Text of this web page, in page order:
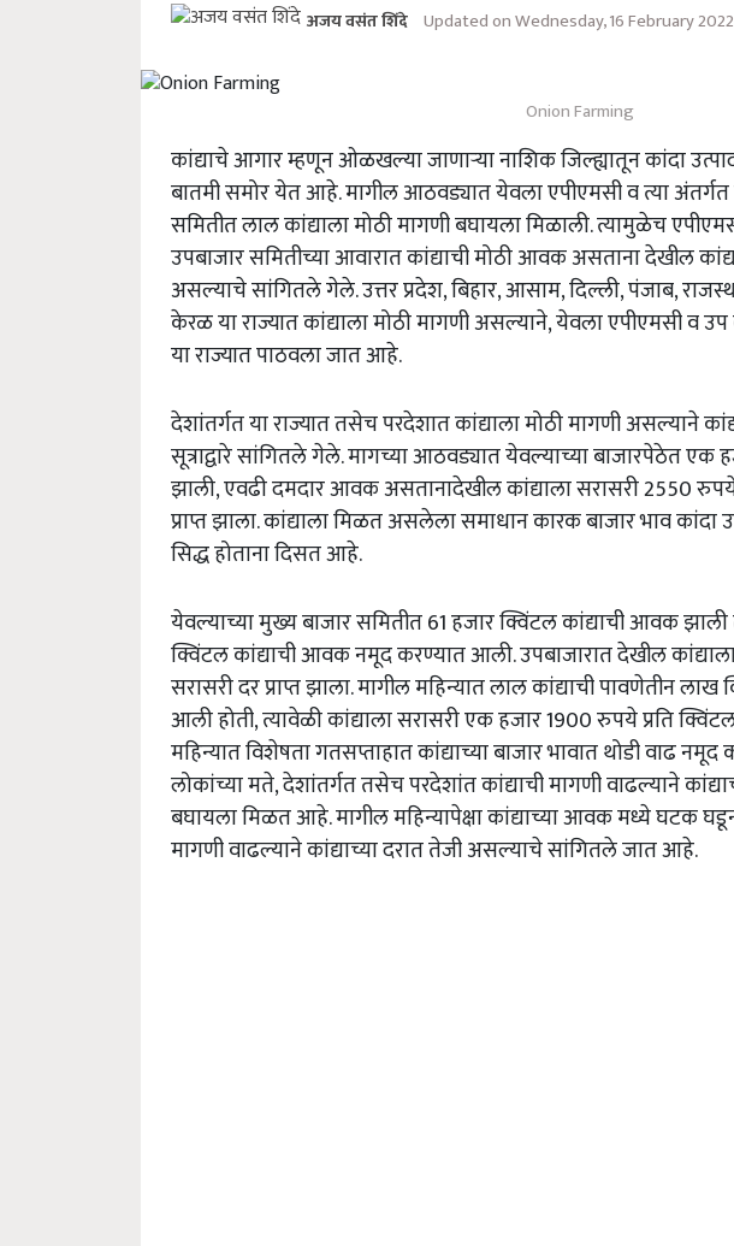
अजय वसंत शिंदे Updated on Wednesday, 16 February
Onion Farming
कांद्याचे आगार म्हणून ओळखल्या जाणाऱ्या नाशिक जिल्ह्यातून कांदा
बातमी समोर येत आहे. मागील आठवड्यात येवला एपीएमसी व त्या
समितीत लाल कांद्याला मोठी मागणी बघायला मिळाली. त्यामुळेच
उपबाजार समितीच्या आवारात कांद्याची मोठी आवक असताना देखील
असल्याचे सांगितले गेले. उत्तर प्रदेश, बिहार, आसाम, दिल्ली, पंजाब,
केरळ या राज्यात कांद्याला मोठी मागणी असल्याने, येवला एपीएमसी व उप
या राज्यात पाठवला जात आहे.
देशांतर्गत या राज्यात तसेच परदेशात कांद्याला मोठी मागणी असल्याने
सूत्राद्वारे सांगितले गेले. मागच्या आठवड्यात येवल्याच्या बाजारपेठेत एक
झाली, एवढी दमदार आवक असतानादेखील कांद्याला सरासरी 2550 रुपये
प्राप्त झाला. कांद्याला मिळत असलेला समाधान कारक बाजार भाव कांदा
सिद्ध होताना दिसत आहे.
येवल्याच्या मुख्य बाजार समितीत 61 हजार क्विंटल कांद्याची आवक
क्विंटल कांद्याची आवक नमूद करण्यात आली. उपबाजारात देखील
सरासरी दर प्राप्त झाला. मागील महिन्यात लाल कांद्याची पावणेतीन
आली होती, त्यावेळी कांद्याला सरासरी एक हजार 1900 रुपये प्रति
महिन्यात विशेषता गतसप्ताहात कांद्याच्या बाजार भावात थोडी वाढ
लोकांच्या मते, देशांतर्गत तसेच परदेशांत कांद्याची मागणी वाढल्याने
बघायला मिळत आहे. मागील महिन्यापेक्षा कांद्याच्या आवक मध्ये घटक
मागणी वाढल्याने कांद्याच्या दरात तेजी असल्याचे सांगितले जात आहे.